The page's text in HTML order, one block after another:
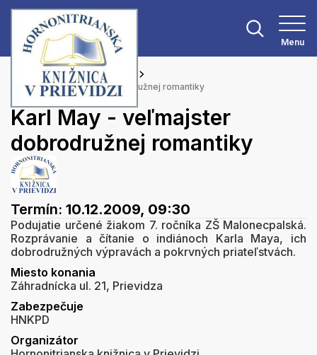
Menu
Hlavná stránka
Podujatia
Karl May - veľmajster dobrodružnej romantiky
Karl May - veľmajster
dobrodružnej romantiky
Termín: 10.12.2009, 09:30
Podujatie určené žiakom 7. ročníka ZŠ Malonecpalská.
Rozprávanie a čítanie o indiánoch Karla Maya, ich
dobrodružných výpravách a pokrvných priateľstvách.
Miesto konania
Záhradnícka ul. 21, Prievidza
Zabezpečuje
HNKPD
Organizátor